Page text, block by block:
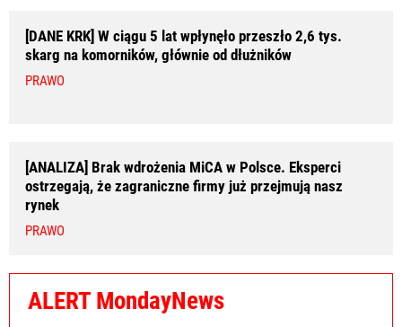
[DANE KRK] W ciągu 5 lat wpłynęło przeszło 2,6 tys.
skarg na komorników, głównie od dłużników
PRAWO
[ANALIZA] Brak wdrożenia MiCA w Polsce. Eksperci
ostrzegają, że zagraniczne firmy już przejmują nasz
rynek
PRAWO
ALERT MondayNews